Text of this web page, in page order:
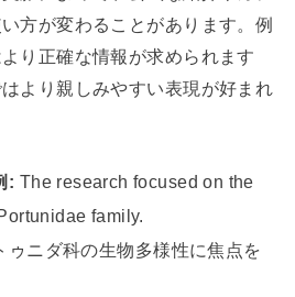
方が変わることがあります。例
り正確な情報が求められます
より親しみやすい表現が好まれ
: The research focused on the
family.
ゥニダ科の生物多様性に焦点を